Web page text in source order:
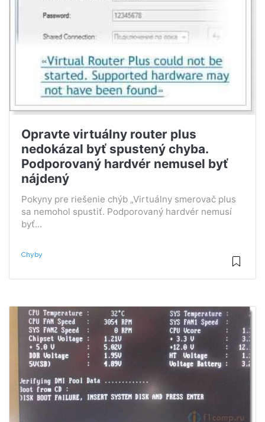
Opravte virtuálny router plus
nedokázal byť spustený chyba.
Podporovaný hardvér nemusel byť
nájdený
Pokyny pre riešenie chýb „Virtuálny smerovač plus
sa nemohol spustiť. Podporovaný hardvér nemusí
byť...
Chyby